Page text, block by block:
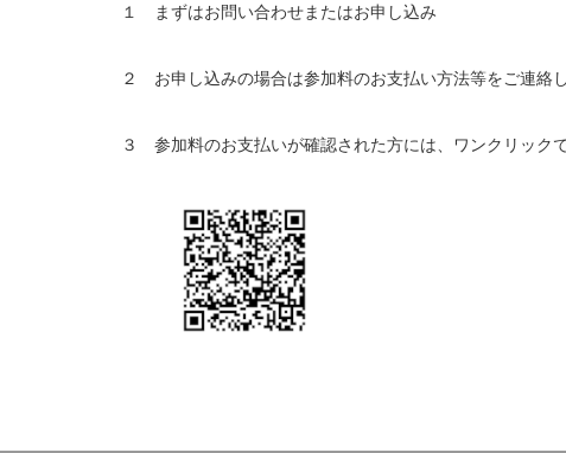
１ まずはお問い合わせまたはお申し込み
２ お申し込みの場合は参加料のお支払い方法等をご連絡
３ 参加料のお支払いが確認された方には、ワンクリック